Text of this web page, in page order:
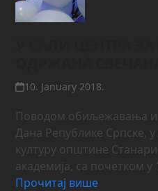
10. January 2018.
Поводом обиљежавања и
Дана Републике Српске,
културу општине
академија, са почетком у
Прочитај више